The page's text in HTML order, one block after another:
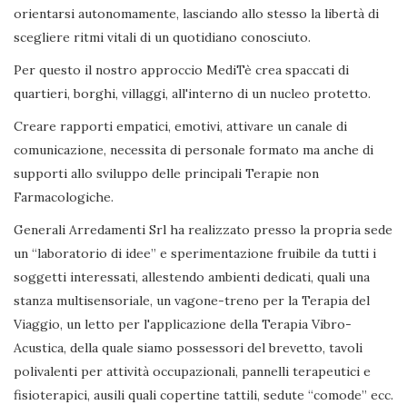
orientarsi autonomamente, lasciando allo stesso la libertà di
scegliere ritmi vitali di un quotidiano conosciuto.
Per questo il nostro approccio MediTè crea spaccati di
quartieri, borghi, villaggi, all'interno di un nucleo protetto.
Creare rapporti empatici, emotivi, attivare un canale di
comunicazione, necessita di personale formato ma anche di
supporti allo sviluppo delle principali Terapie non
Farmacologiche.
Generali Arredamenti Srl ha realizzato presso la propria sede
un “laboratorio di idee” e sperimentazione fruibile da tutti i
soggetti interessati, allestendo ambienti dedicati, quali una
stanza multisensoriale, un vagone-treno per la Terapia del
Viaggio, un letto per l'applicazione della Terapia Vibro-
Acustica, della quale siamo possessori del brevetto, tavoli
polivalenti per attività occupazionali, pannelli terapeutici e
fisioterapici, ausili quali copertine tattili, sedute “comode” ecc.